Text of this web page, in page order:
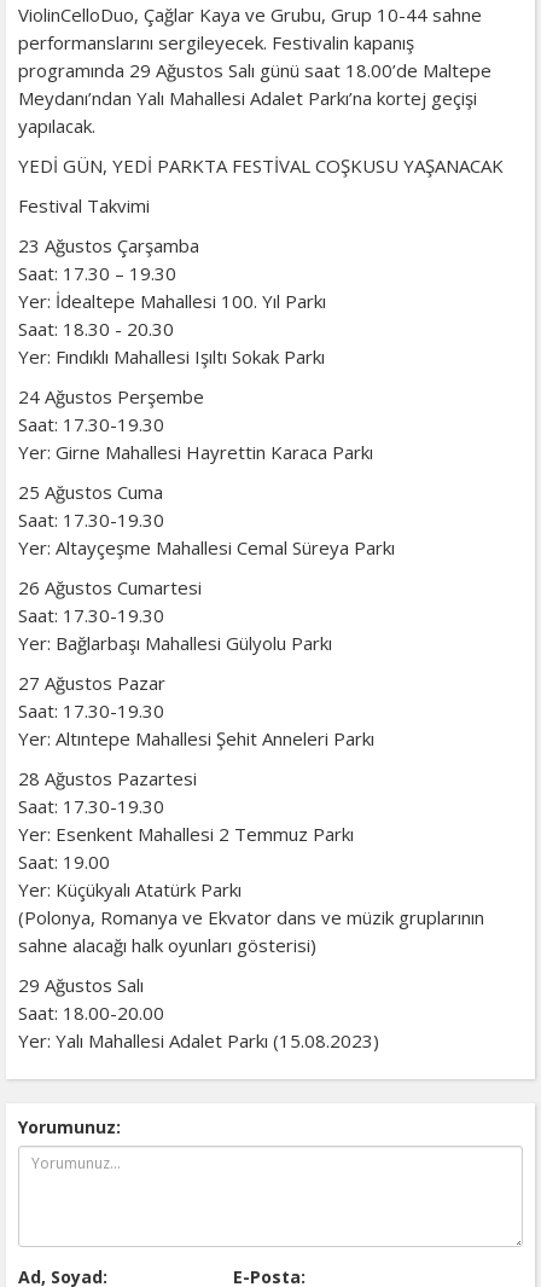
ViolinCelloDuo, Çağlar Kaya ve Grubu, Grup 10-44 sahne
performanslarını sergileyecek. Festivalin kapanış
programında 29 Ağustos Salı günü saat 18.00’de Maltepe
Meydanı’ndan Yalı Mahallesi Adalet Parkı’na kortej geçişi
yapılacak.
YEDİ GÜN, YEDİ PARKTA FESTİVAL COŞKUSU YAŞANACAK
Festival Takvimi
23 Ağustos Çarşamba
Saat: 17.30 – 19.30
Yer: İdealtepe Mahallesi 100. Yıl Parkı
Saat: 18.30 - 20.30
Yer: Fındıklı Mahallesi Işıltı Sokak Parkı
24 Ağustos Perşembe
Saat: 17.30-19.30
Yer: Girne Mahallesi Hayrettin Karaca Parkı
25 Ağustos Cuma
Saat: 17.30-19.30
Yer: Altayçeşme Mahallesi Cemal Süreya Parkı
26 Ağustos Cumartesi
Saat: 17.30-19.30
Yer: Bağlarbaşı Mahallesi Gülyolu Parkı
27 Ağustos Pazar
Saat: 17.30-19.30
Yer: Altıntepe Mahallesi Şehit Anneleri Parkı
28 Ağustos Pazartesi
Saat: 17.30-19.30
Yer: Esenkent Mahallesi 2 Temmuz Parkı
Saat: 19.00
Yer: Küçükyalı Atatürk Parkı
(Polonya, Romanya ve Ekvator dans ve müzik gruplarının
sahne alacağı halk oyunları gösterisi)
29 Ağustos Salı
Saat: 18.00-20.00
Yer: Yalı Mahallesi Adalet Parkı (15.08.2023)
Yorumunuz:
Ad, Soyad: E-Posta: